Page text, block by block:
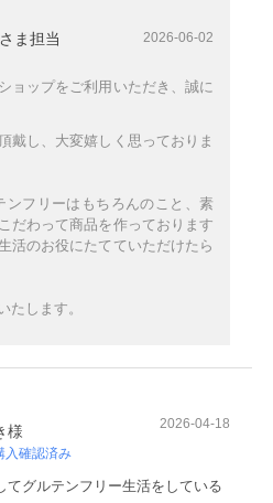
ま担当 2026-06-02
ョップをご利用いただき、誠に
戴し、大変嬉しく思っておりま
ンフリーはもちろんのこと、素
だわって商品を作っております
活のお役にたてていただけたら
たします。
様
入確認済み
2026-04-18
てグルテンフリー生活をしている